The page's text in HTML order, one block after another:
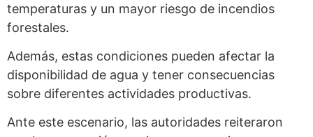
temperaturas y un mayor riesgo de incendios
forestales.
Además, estas condiciones pueden afectar la
disponibilidad de agua y tener consecuencias
sobre diferentes actividades productivas.
Ante este escenario, las autoridades reiteraron